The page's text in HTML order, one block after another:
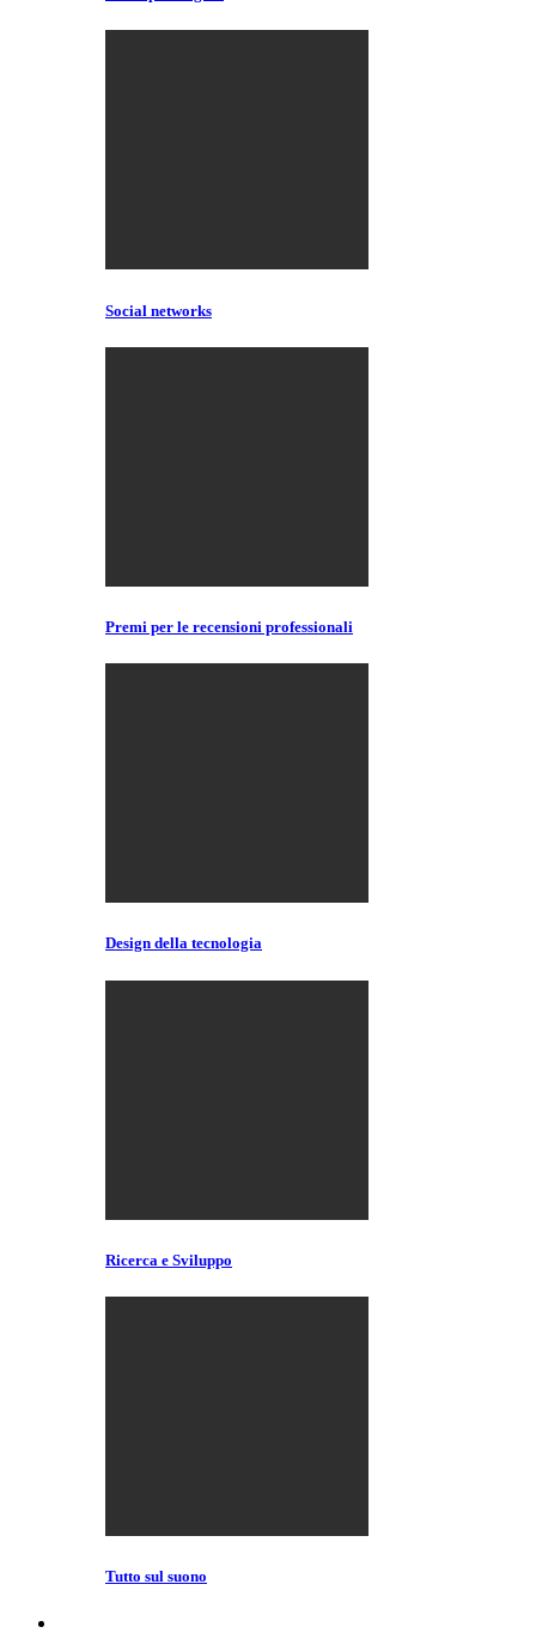
Social networks
Premi per le recensioni professionali
Design della tecnologia
Ricerca e Sviluppo
Tutto sul suono